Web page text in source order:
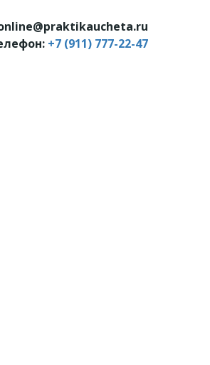
+7 (911) 777-22-47